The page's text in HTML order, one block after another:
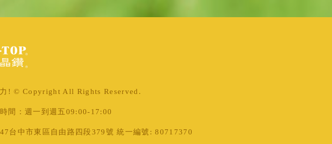
! © Copyright All Rights Reserved.
間：週一到週五09:00-17:00
台中市東區自由路四段379號 統一編號: 80717370